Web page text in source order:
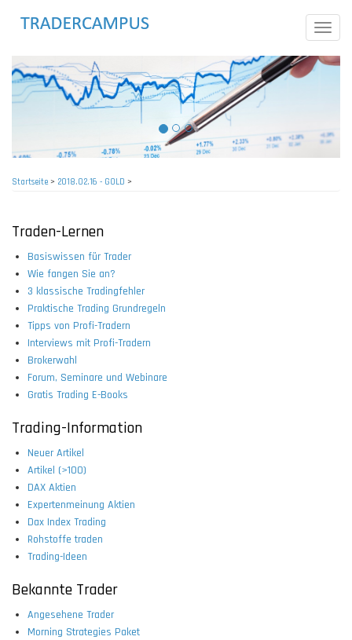
Toggle
Startseite> 2018.02.16 - GOLD >
Traden-Lernen
Basiswissen für Trader
Wie fangen Sie an?
3 klassische Tradingfehler
Praktische Trading Grundregeln
Tipps von Profi-Tradern
Interviews mit Profi-Tradern
Brokerwahl
Forum, Seminare und Webinare
Gratis Trading E-Books
Trading-Information
Neuer Artikel
Artikel (>100)
DAX Aktien
Expertenmeinung Aktien
Dax Index Trading
Rohstoffe traden
Trading-Ideen
Bekannte Trader
Angesehene Trader
Morning Strategies Paket